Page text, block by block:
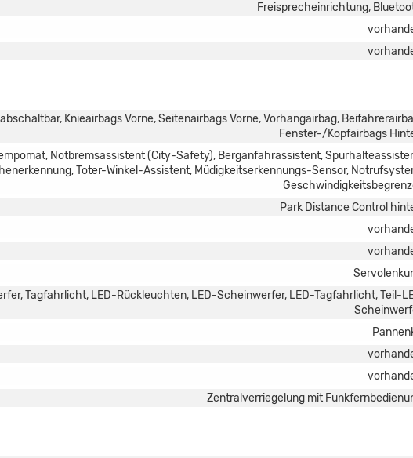
Freisprecheinrichtung,
Knieairbags Vorne, Seitenairbags Vorne, Vorhangairbag,
Fenster-/Kopfairbags
Notbremsassistent (City-Safety), Berganfahrassistent,
Toter-Winkel-Assistent, Müdigkeitserkennungs-Sensor,
Park Distance Control
Tagfahrlicht, LED-Rückleuchten, LED-Scheinwerfer, LED-Tagfahrlicht, Teil-
Zentralverriegelung mit